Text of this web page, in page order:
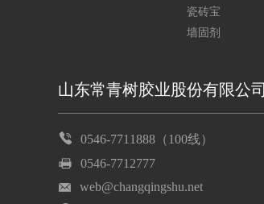
瓷砖宝
墙固剂
山东常青树胶业股份有限公司
0546-7711888（100线）
0546-7712777
web@changqingshu.net